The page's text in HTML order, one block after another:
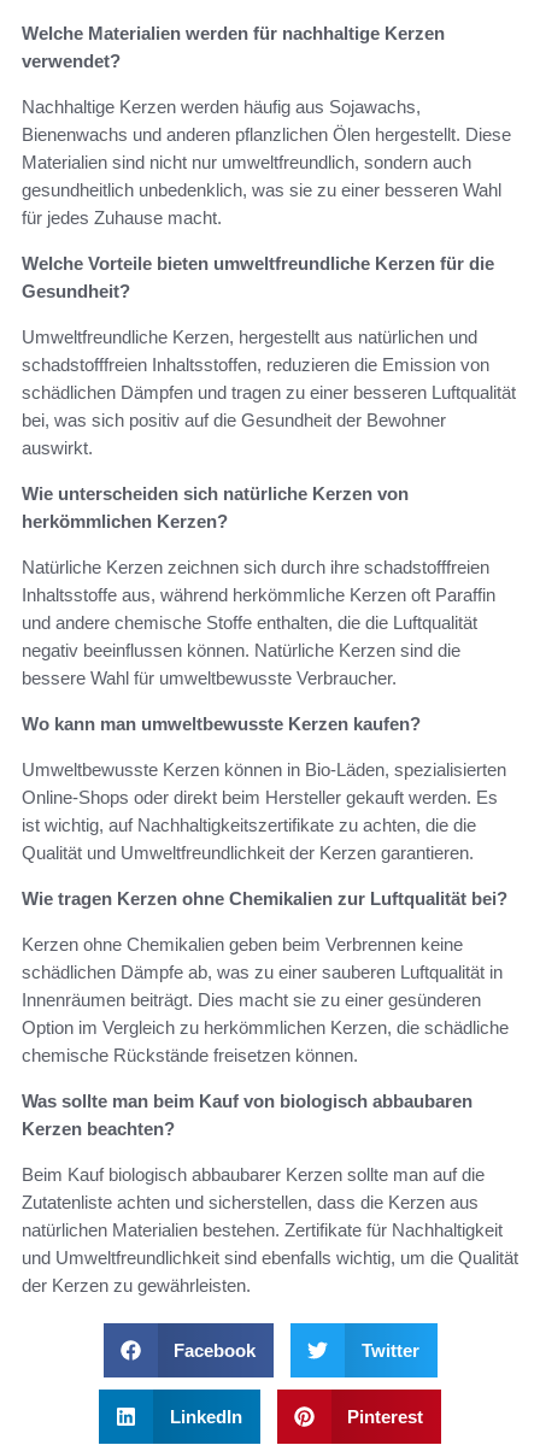
Welche Materialien werden für nachhaltige Kerzen
verwendet?
Nachhaltige Kerzen werden häufig aus Sojawachs,
Bienenwachs und anderen pflanzlichen Ölen hergestellt. Diese
Materialien sind nicht nur umweltfreundlich, sondern auch
gesundheitlich unbedenklich, was sie zu einer besseren Wahl
für jedes Zuhause macht.
Welche Vorteile bieten umweltfreundliche Kerzen für die
Gesundheit?
Umweltfreundliche Kerzen, hergestellt aus natürlichen und
schadstofffreien Inhaltsstoffen, reduzieren die Emission von
schädlichen Dämpfen und tragen zu einer besseren Luftqualität
bei, was sich positiv auf die Gesundheit der Bewohner
auswirkt.
Wie unterscheiden sich natürliche Kerzen von
herkömmlichen Kerzen?
Natürliche Kerzen zeichnen sich durch ihre schadstofffreien
Inhaltsstoffe aus, während herkömmliche Kerzen oft Paraffin
und andere chemische Stoffe enthalten, die die Luftqualität
negativ beeinflussen können. Natürliche Kerzen sind die
bessere Wahl für umweltbewusste Verbraucher.
Wo kann man umweltbewusste Kerzen kaufen?
Umweltbewusste Kerzen können in Bio-Läden, spezialisierten
Online-Shops oder direkt beim Hersteller gekauft werden. Es
ist wichtig, auf Nachhaltigkeitszertifikate zu achten, die die
Qualität und Umweltfreundlichkeit der Kerzen garantieren.
Wie tragen Kerzen ohne Chemikalien zur Luftqualität bei?
Kerzen ohne Chemikalien geben beim Verbrennen keine
schädlichen Dämpfe ab, was zu einer sauberen Luftqualität in
Innenräumen beiträgt. Dies macht sie zu einer gesünderen
Option im Vergleich zu herkömmlichen Kerzen, die schädliche
chemische Rückstände freisetzen können.
Was sollte man beim Kauf von biologisch abbaubaren
Kerzen beachten?
Beim Kauf biologisch abbaubarer Kerzen sollte man auf die
Zutatenliste achten und sicherstellen, dass die Kerzen aus
natürlichen Materialien bestehen. Zertifikate für Nachhaltigkeit
und Umweltfreundlichkeit sind ebenfalls wichtig, um die Qualität
der Kerzen zu gewährleisten.
Facebook Twitter
LinkedIn Pinterest